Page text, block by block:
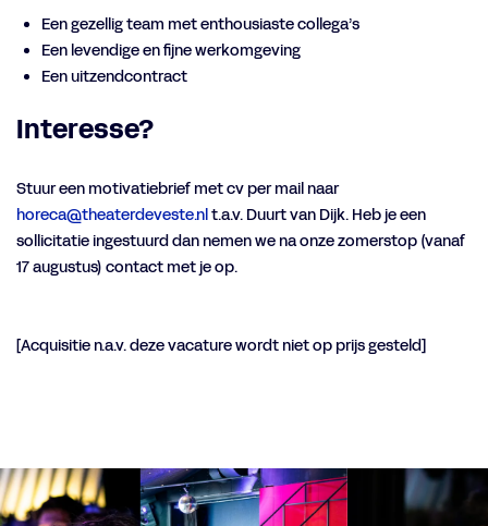
Een gezellig team met enthousiaste collega’s
Een levendige en fijne werkomgeving
Een uitzendcontract
Interesse?
Stuur een motivatiebrief met cv per mail naar
horeca@theaterdeveste.nlt.a.v. Duurt van Dijk. Heb je een
sollicitatie ingestuurd dan nemen we na onze zomerstop (vanaf
17 augustus) contact met je op.
[Acquisitie n.a.v. deze vacature wordt niet op prijs gesteld]
Overslaan